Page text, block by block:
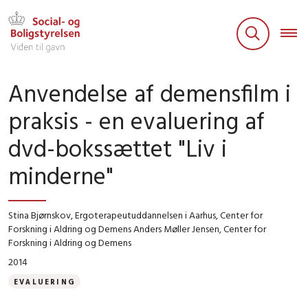
Anvendelse af demensfilm i
praksis - en evaluering af
dvd-bokssættet "Liv i
minderne"
Stina Bjørnskov, Ergoterapeutuddannelsen i Aarhus, Center for
Forskning i Aldring og Demens Anders Møller Jensen, Center for
Forskning i Aldring og Demens
2014
EVALUERING